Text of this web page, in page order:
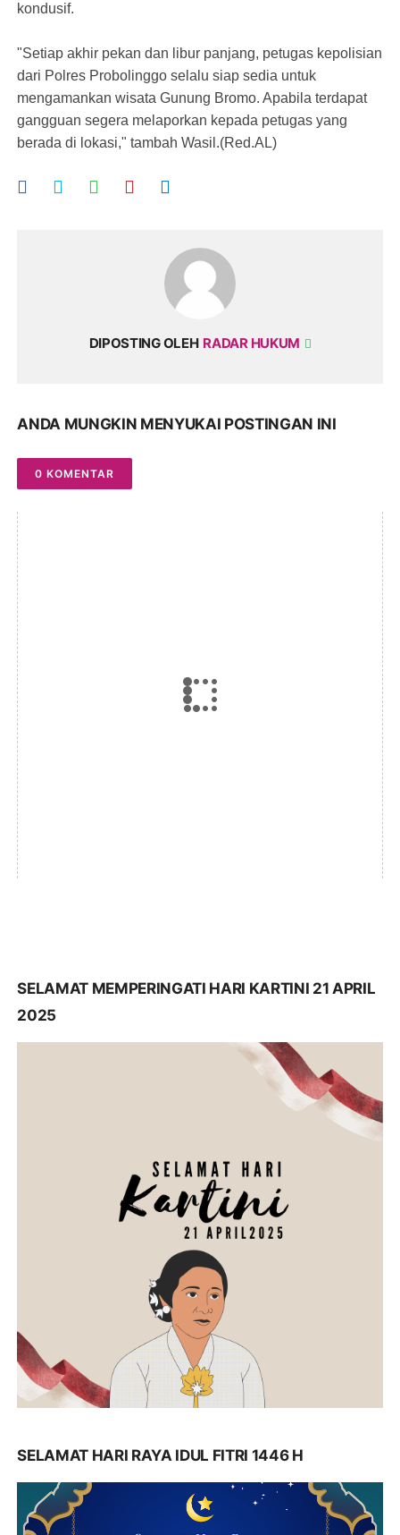
kondusif.
"Setiap akhir pekan dan libur panjang, petugas kepolisian
dari Polres Probolinggo selalu siap sedia untuk
mengamankan wisata Gunung Bromo. Apabila terdapat
gangguan segera melaporkan kepada petugas yang
berada di lokasi," tambah Wasil.(Red.AL)
DIPOSTING OLEH RADAR HUKUM
ANDA MUNGKIN MENYUKAI POSTINGAN INI
0 KOMENTAR
SELAMAT MEMPERINGATI HARI KARTINI 21 APRIL
2025
SELAMAT HARI RAYA IDUL FITRI 1446 H